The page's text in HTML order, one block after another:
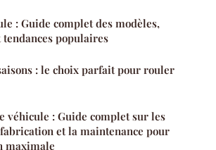
: Guide complet des modèles,
populaires
: le choix parfait pour rouler
véhicule : Guide complet sur les
et la maintenance pour
maximale